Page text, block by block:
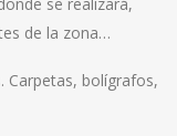
de la zona…
Carpetas, bolígrafos,